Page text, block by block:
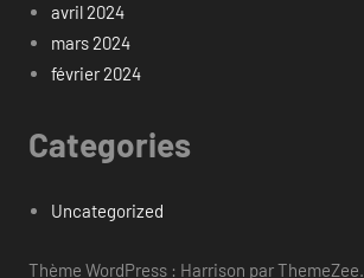
avril 2024
mars 2024
février 2024
Categories
Uncategorized
Thème WordPress : Harrison par ThemeZee.